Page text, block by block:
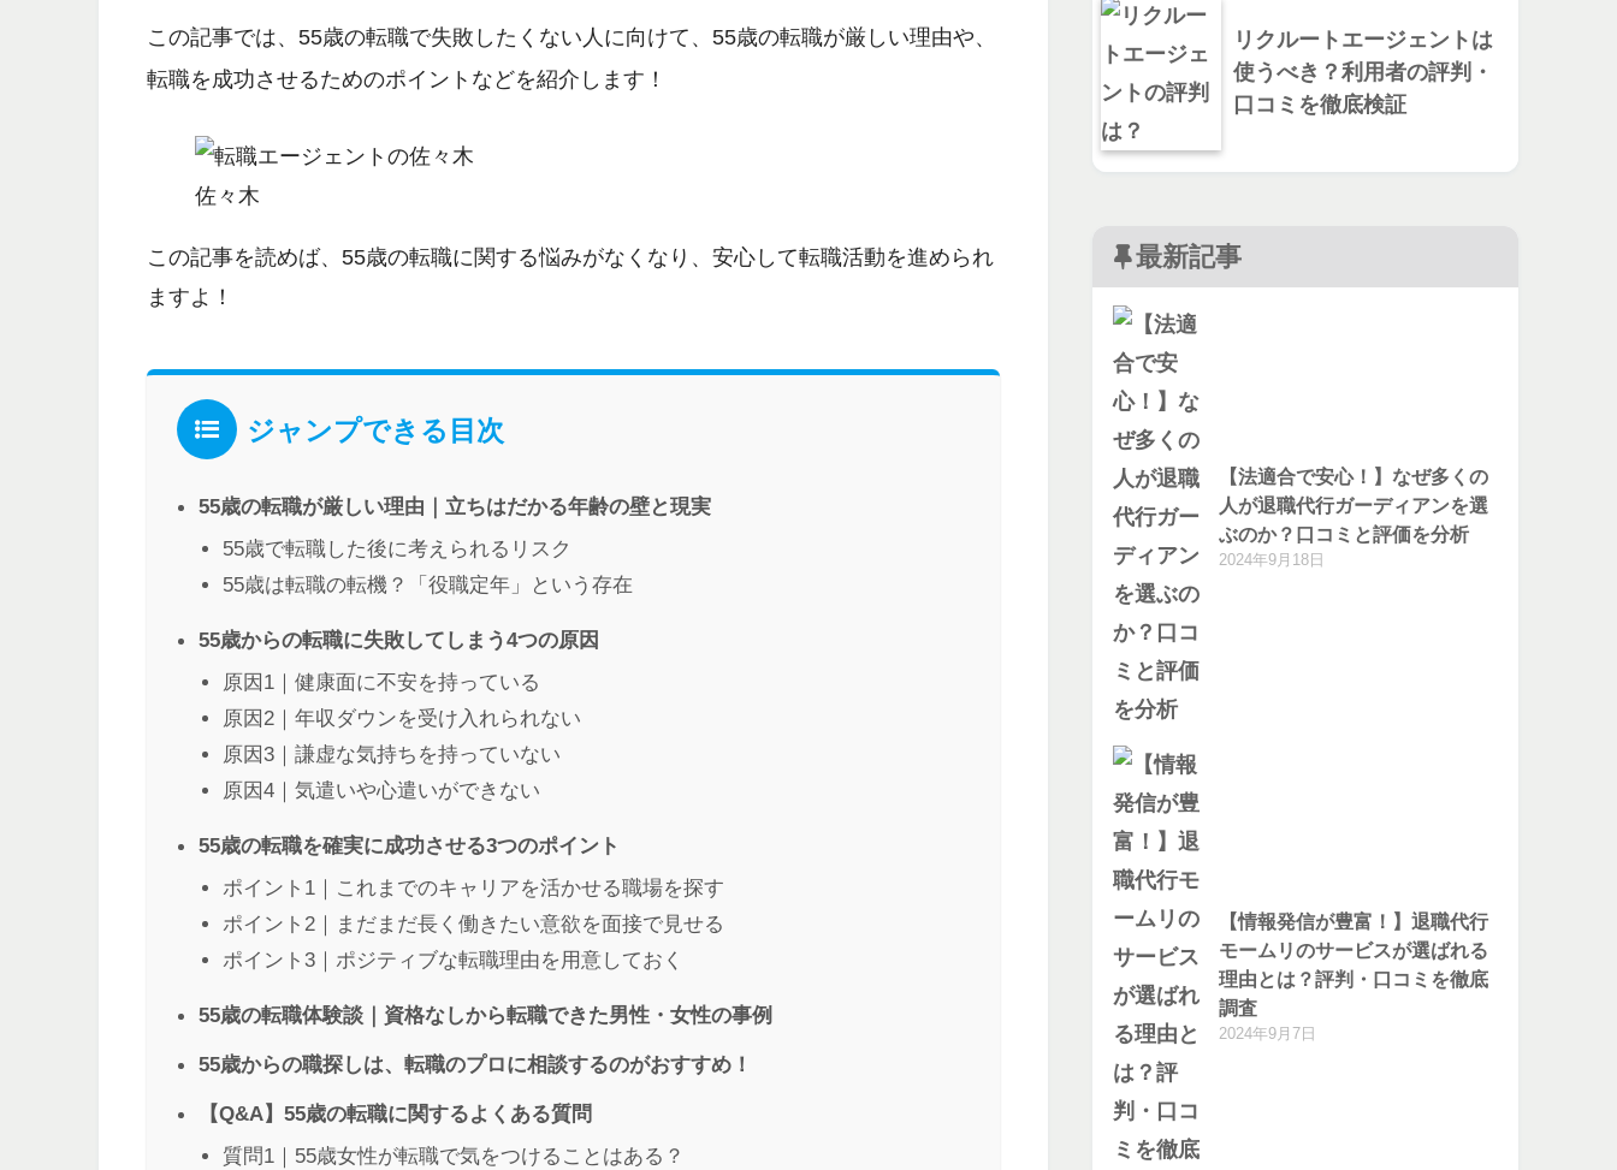
この記事では、55歳の転職で失敗したくない人に向けて、 55歳の転職が厳しい理由や、
転職を成功させるためのポイント などを紹介します！
佐々木
この記事を読めば、 55歳の転職に関する悩みがなくなり 、安心して転職活動を進められ
ますよ！
ジャンプできる目次
55歳の転職が厳しい理由｜立ちはだかる年齢の壁と現実
55歳で転職した後に考えられるリスク
55歳は転職の転機？「役職定年」という存在
55歳からの転職に失敗してしまう4つの原因
原因1｜健康面に不安を持っている
原因2｜年収ダウンを受け入れられない
原因3｜謙虚な気持ちを持っていない
原因4｜気遣いや心遣いができない
55歳の転職を確実に成功させる3つのポイント
ポイント1｜これまでのキャリアを活かせる職場を探す
ポイント2｜まだまだ長く働きたい意欲を面接で見せる
ポイント3｜ポジティブな転職理由を用意しておく
55歳の転職体験談｜資格なしから転職できた男性・女性の事例
55歳からの職探しは、転職のプロに相談するのがおすすめ！
【Q&A】55歳の転職に関するよくある質問
質問1｜55歳女性が転職で気をつけることはある？
リクルートエージェントは
使うべき？利用者の評判・
口コミを徹底検証
最新記事
【法適合で安心！】なぜ多くの
人が退職代行ガーディアンを選
ぶのか？口コミと評価を分析
2024年9月18日
【情報発信が豊富！】退職代行
モームリのサービスが選ばれる
理由とは？評判・口コミを徹底
調査
2024年9月7日